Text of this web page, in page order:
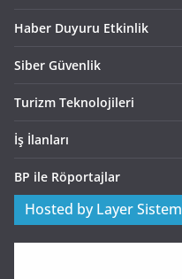
Haber Duyuru Etkinlik
Siber Güvenlik
Turizm Teknolojileri
İş İlanları
BP ile Röportajlar
Hosted by Layer Sistem